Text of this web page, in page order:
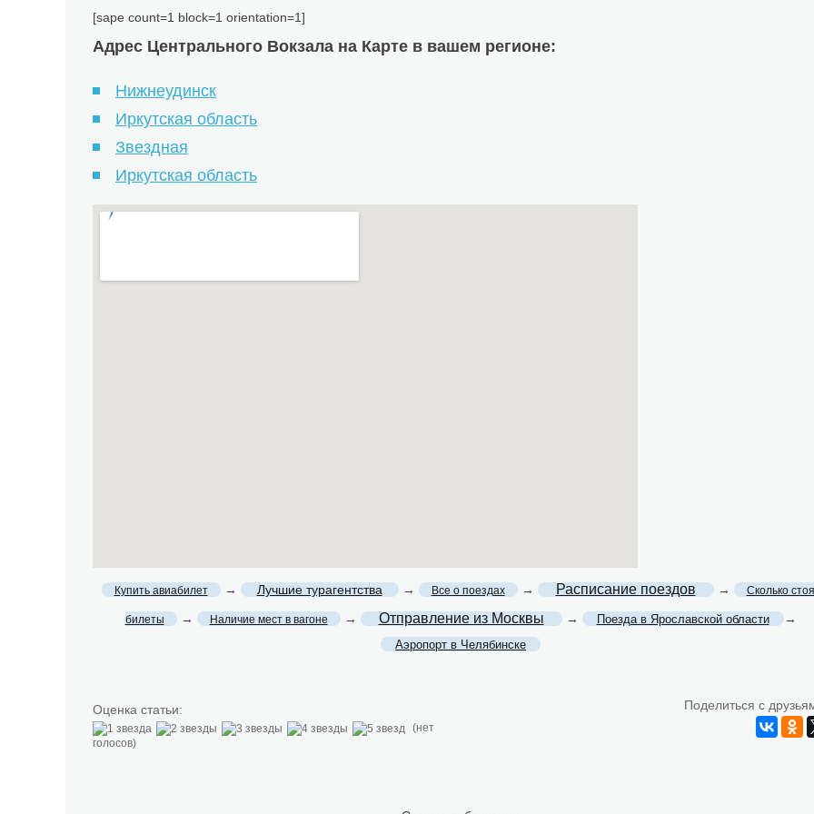
[sape count=1 block=1 orientation=1]
Адрес Центрального Вокзала на Карте в вашем регионе:
Нижнеудинск
Иркутская область
Звездная
Иркутская область
Купить авиабилет → Лучшие турагентства → Все о поездах → Расписание поездов → Сколько
билеты → Наличие мест в вагоне → Отправление из Москвы → Поезда в Ярославской области →
Аэропорт в Челябинске
Оценка статьи:
(нет
голосов)
Поделиться с